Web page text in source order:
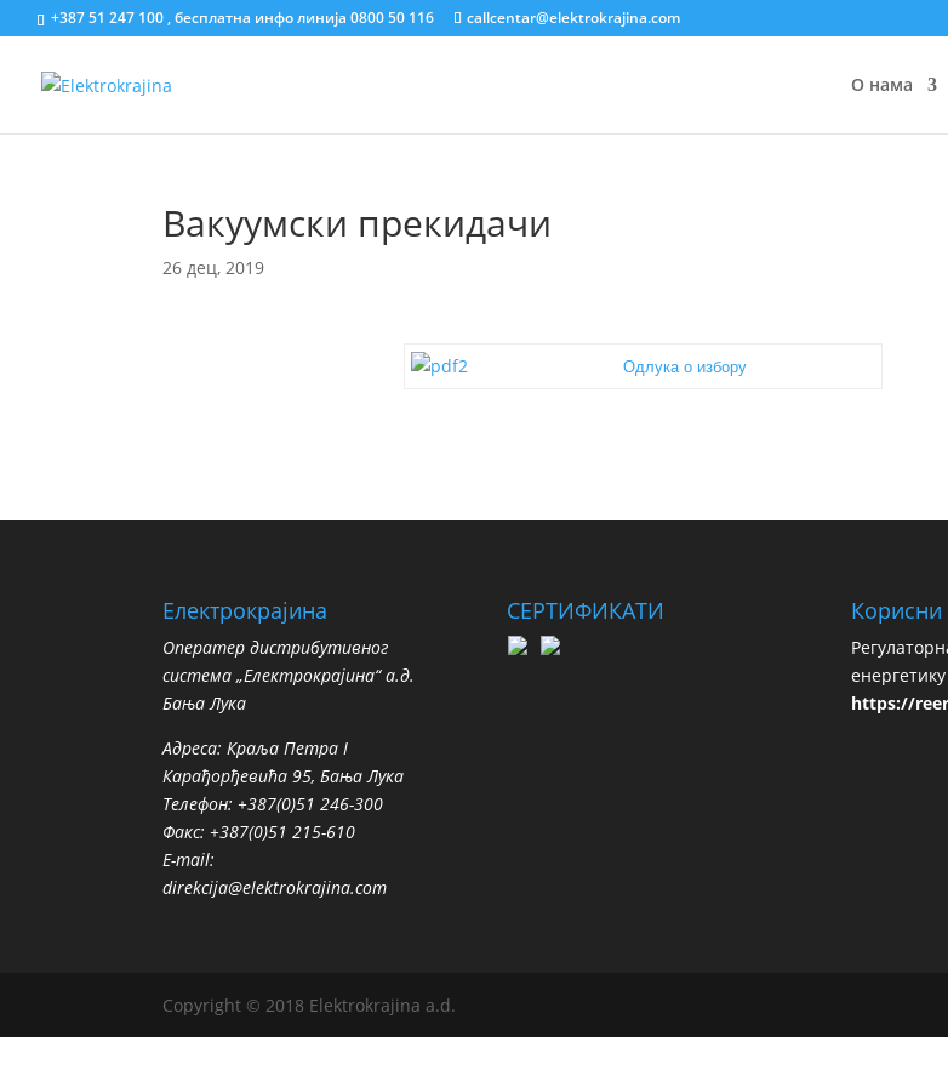
+387 51 247 100 , бесплатна инфо линија 0800 50 116 callcentar@elektrokrajina.com
О нама
Вакуумски прекидачи
26 дец, 2019
Одлука о избору
Електрокрајина
Oператер дистрибутивног
система „Електрокрајина“ а.д.
Бања Лука
Адреса: Краља Петра I
Карађорђевића 95, Бања Лука
Телефон: +387(0)51 246-300
Факс: +387(0)51 215-610
E-mail:
direkcija@elektrokrajina.com
СЕРТИФИКАТИ Корисни
https://
Copyright © 2018 Elektrokrajina a.d.